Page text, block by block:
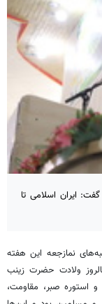
ایران اسلامی تا
نمازجعه این هفته
ولادت حضرت زینب
صبر، مقاومت،